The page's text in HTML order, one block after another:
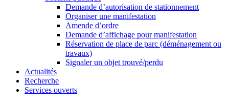
Demande d’autorisation de stationnement
Organiser une manifestation
Amende d’ordre
Demande d’affichage pour manifestation
Réservation de place de parc (déménagement ou
travaux)
Signaler un objet trouvé/perdu
Actualités
Recherche
Services ouverts